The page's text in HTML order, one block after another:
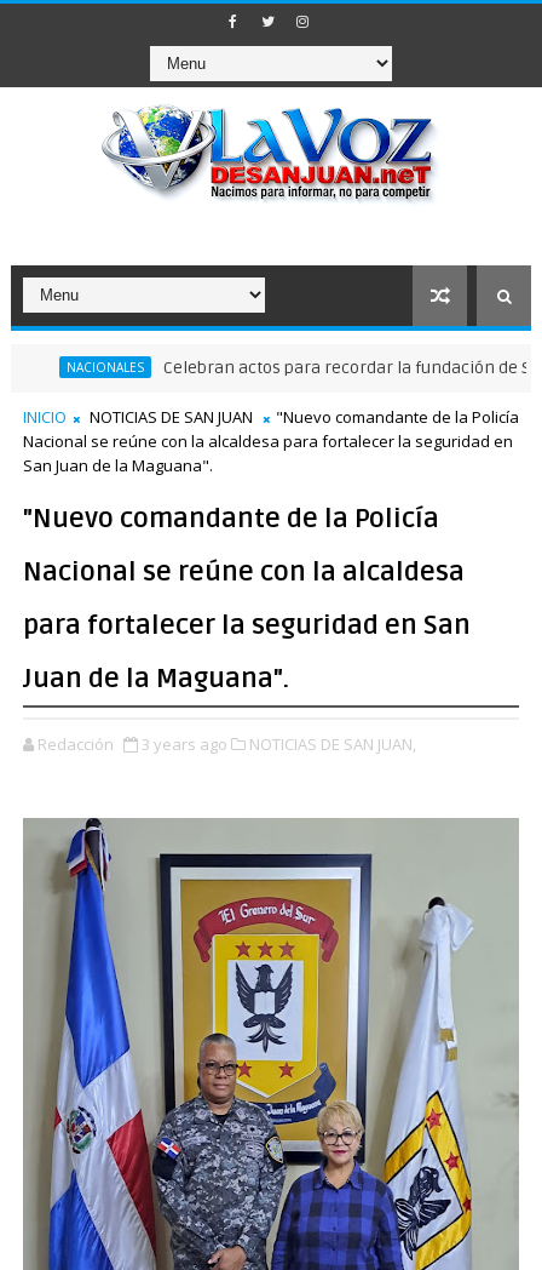
Celebran actos para recordar la fundación de Santo
INICIO NOTICIAS DE SAN JUAN
"Nuevo comandante de la Policía
Nacional se reúne con la alcaldesa para fortalecer la seguridad en
San Juan de la Maguana".
"Nuevo comandante de la Policía
Nacional se reúne con la alcaldesa
para fortalecer la seguridad en San
Juan de la Maguana".
Redacción 3 years ago NOTICIAS DE SAN JUAN,